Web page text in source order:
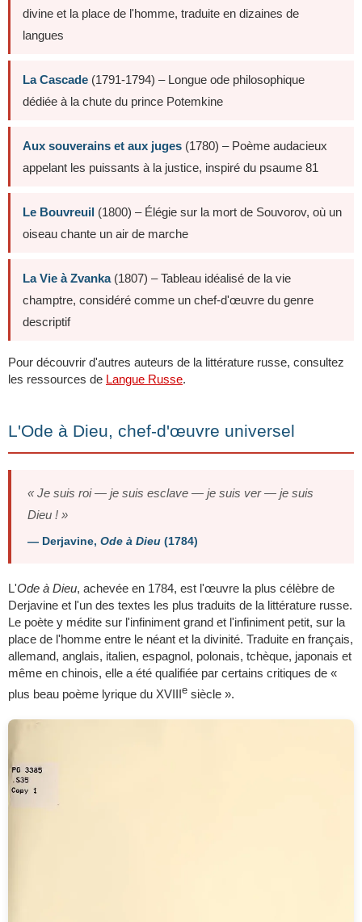
divine et la place de l'homme, traduite en dizaines de
langues
La Cascade (1791-1794) – Longue ode philosophique
dédiée à la chute du prince Potemkine
Aux souverains et aux juges (1780) – Poème audacieux
appelant les puissants à la justice, inspiré du psaume 81
Le Bouvreuil (1800) – Élégie sur la mort de Souvorov, où un
oiseau chante un air de marche
La Vie à Zvanka(1807) – Tableau idéalisé de la vie
champtre, considéré comme un chef-d'œuvre du genre
descriptif
Pour découvrir d'autres auteurs de la littérature russe, consultez
les ressources de Langue Russe.
L'Ode à Dieu, chef-d'œuvre universel
« Je suis roi — je suis esclave — je suis ver — je suis
Dieu ! »
— Derjavine, Ode à Dieu (1784)
L'Ode à Dieu, achevée en 1784, est l'œuvre la plus célèbre de
Derjavine et l'un des textes les plus traduits de la littérature russe.
Le poète y médite sur l'infiniment grand et l'infiniment petit, sur la
place de l'homme entre le néant et la divinité. Traduite en français,
allemand, anglais, italien, espagnol, polonais, tchèque, japonais et
même en chinois, elle a été qualifiée par certains critiques de «
plus beau poème lyrique du XVIII e siècle ».